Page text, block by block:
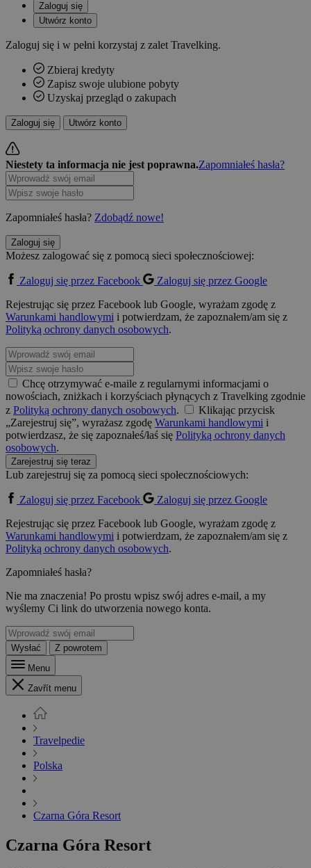
Zaloguj się
Utwórz konto
Zaloguj się i w pełni korzystaj z zalet Travelking.
Zbieraj kredyty
Zapisz swoje ulubione pobyty
Uzyskaj przegląd o zakupach
Zaloguj się Utwórz konto
Niestety ta informacja nie jest poprawna.Zapomniałeś hasła?
Zapomniałeś hasła? Zdobądź nowe!
Zaloguj się
Możesz zalogować się z pomocą sieci społecznościowej:
Zaloguj się przez Facebook
Zaloguj się przez Google
Rejestrując się przez Facebook lub Google, wyrażam zgodę z
Warunkami handlowymi i potwierdzam, że zapoznałem/am się z
Polityką ochrony danych osobowych.
Chcę otrzymywać e-maile z regularnymi informacjami o
nowościach, zniżkach i korzyściach płynących z Travelking zgodnie
z Polityką ochrony danych osobowych.
Klikając przycisk
„Zarejestruj się”, wyrażasz zgodę Warunkami handlowymi i
potwierdzasz, że się zapoznałeś/łaś się Polityką ochrony danych
osobowych.
Zarejestruj się teraz
Lub zarejestruj się za pomocą sieci społecznościowych:
Zaloguj się przez Facebook
Zaloguj się przez Google
Rejestrując się przez Facebook lub Google, wyrażam zgodę z
Warunkami handlowymi i potwierdzam, że zapoznałem/am się z
Polityką ochrony danych osobowych.
Zapomniałeś hasła?
Nie ma znaczenia! Po prostu wpisz swój adres e-mail, a my
wyślemy Ci link do utworzenia nowego konta.
Wysłać
Z powrotem
Menu
Zavřít menu
Travelpedie
Polska
Czarna Góra Resort
Czarna Góra Resort